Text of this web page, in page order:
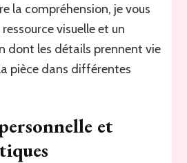
la compréhension, je vous
visuelle et un
dont les détails prennent vie
pièce dans différentes
et